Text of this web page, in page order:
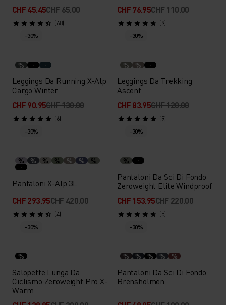
CHF 45.45CHF 65.00
(68)
CHF 76.95CHF 110.00
(9)
-30%
%
Leggings Da Running X-Alp
Cargo Winter
CHF 90.95CHF 130.00
(6)
-30%
% %
Leggings Da Trekking
Ascent
CHF 83.95CHF 120.00
(9)
-30%
% % % % % % %
Pantaloni X-Alp 3L
CHF 293.95CHF 420.00
(4)
-30%
%
Pantaloni Da Sci Di Fondo
Zeroweight Elite Windproof
CHF 153.95CHF 220.00
(5)
-30%
%
Salopette Lunga Da
Ciclismo Zeroweight Pro X-
Warm
-30%
% % % % %
Pantaloni Da Sci Di Fondo
Brensholmen